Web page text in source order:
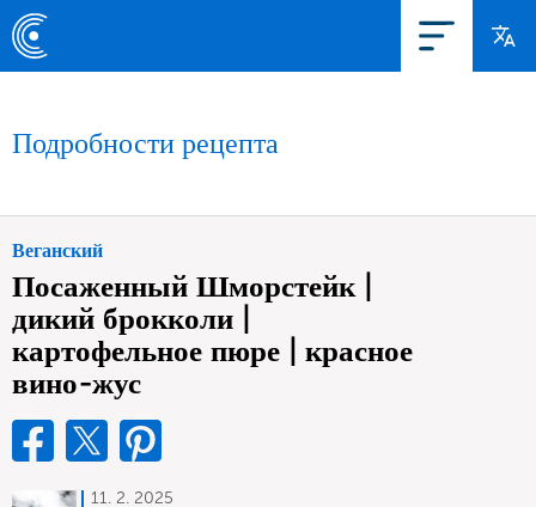
Подробности рецепта
Веганский
Посаженный Шморстейк |
дикий брокколи |
картофельное пюре | красное
вино-жус
11. 2. 2025